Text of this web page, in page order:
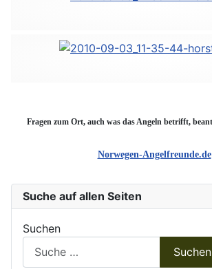
Fragen zum Ort, auch was das Angeln betrifft,
Norwegen-Angelfreunde.de
Suche auf allen Seiten
Suchen
Suchen